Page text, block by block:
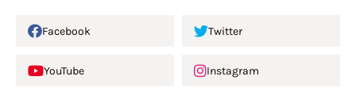
Facebook Twitter
YouTube Instagram